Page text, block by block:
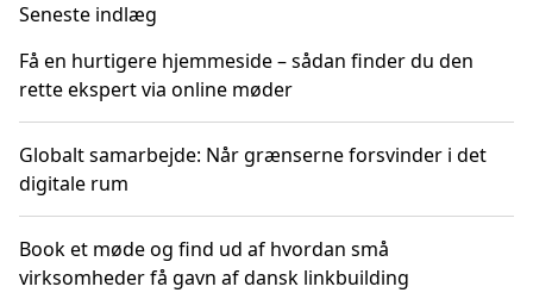
Seneste indlæg
Få en hurtigere hjemmeside – sådan finder du den
rette ekspert via online møder
Globalt samarbejde: Når grænserne forsvinder i det
digitale rum
Book et møde og find ud af hvordan små
virksomheder få gavn af dansk linkbuilding